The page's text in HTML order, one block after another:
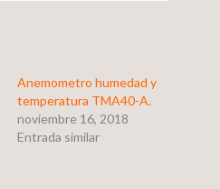
Anemometro humedad y
temperatura TMA40-A.
noviembre 16, 2018
Entrada similar